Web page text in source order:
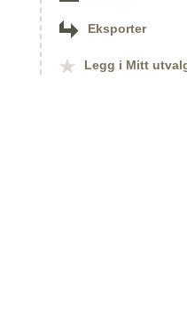
Eksporter
Legg i Mitt